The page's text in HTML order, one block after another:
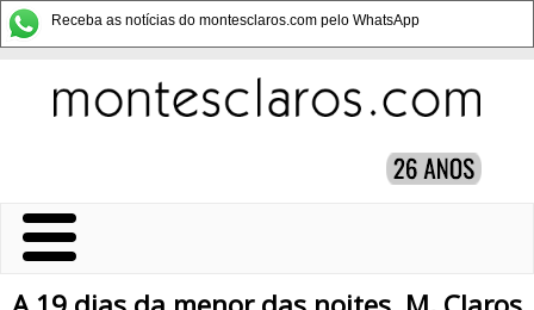
Receba as notícias do montesclaros.com pelo WhatsApp